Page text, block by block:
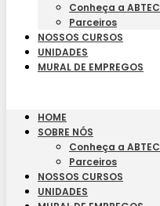
Conheça a ABTEC
Parceiros
NOSSOS CURSOS
UNIDADES
MURAL DE EMPREGOS
HOME
SOBRE NÓS
Conheça a ABTEC
Parceiros
NOSSOS CURSOS
UNIDADES